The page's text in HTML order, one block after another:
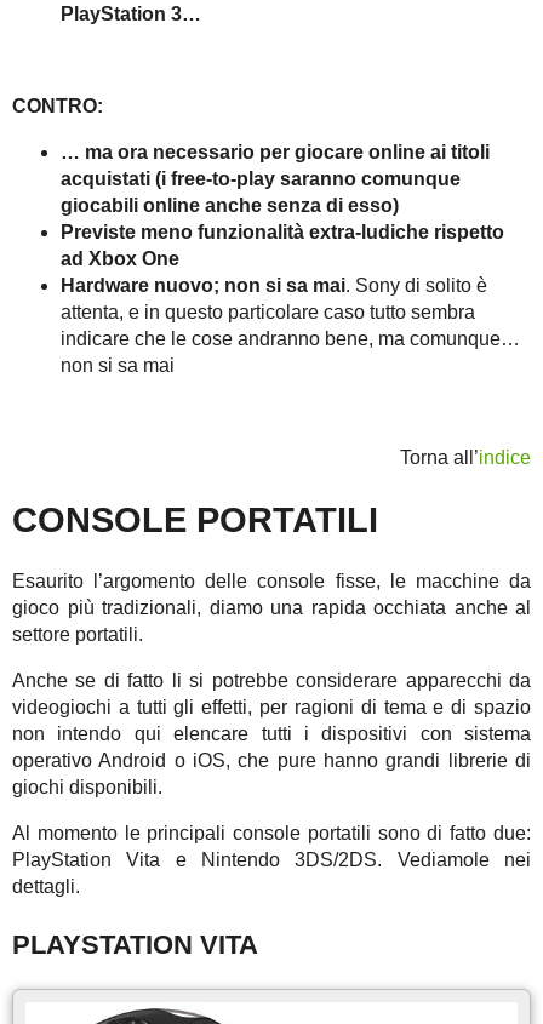
PlayStation 3…
CONTRO:
… ma ora necessario per giocare online ai titoli
acquistati (i free-to-play saranno comunque
giocabili online anche senza di esso)
Previste meno funzionalità extra-ludiche rispetto
ad Xbox One
Hardware nuovo; non si sa mai. Sony di solito è
attenta, e in questo particolare caso tutto sembra
indicare che le cose andranno bene, ma comunque…
non si sa mai
Torna all’indice
CONSOLE PORTATILI
Esaurito l’argomento delle console fisse, le macchine da
gioco più tradizionali, diamo una rapida occhiata anche al
settore portatili.
Anche se di fatto li si potrebbe considerare apparecchi da
videogiochi a tutti gli effetti, per ragioni di tema e di spazio
non intendo qui elencare tutti i dispositivi con sistema
operativo Android o iOS, che pure hanno grandi librerie di
giochi disponibili.
Al momento le principali console portatili sono di fatto due:
PlayStation Vita e Nintendo 3DS/2DS. Vediamole nei
dettagli.
PLAYSTATION VITA